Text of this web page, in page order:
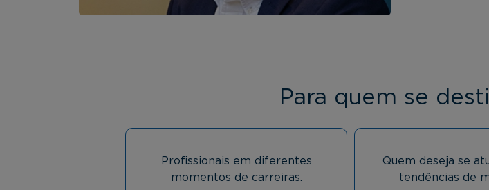
Para quem se
Profissionais em diferentes
momentos de carreiras.
Quem deseja se
tendências de